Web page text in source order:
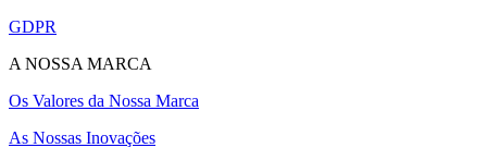
GDPR
A NOSSA MARCA
Os Valores da Nossa Marca
As Nossas Inovações